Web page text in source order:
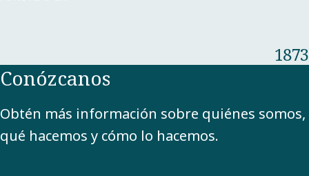
1873
Conózcanos
Obtén más información sobre quiénes somos,
qué hacemos y cómo lo hacemos.